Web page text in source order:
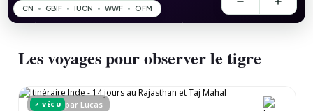
Les voyages pour observer le tigre
✓ VÉCU par Lucas